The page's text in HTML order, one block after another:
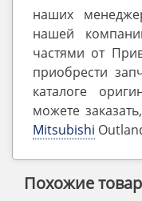
наших
нашей
частями от
приобрести
каталоге
можете
Mitsubishi
Похожие